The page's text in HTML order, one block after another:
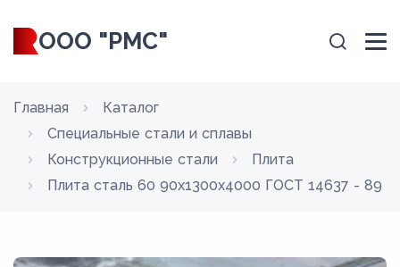
ООО "РМС"
Главная
Каталог
Специальные стали и сплавы
Конструкционные стали
Плита
Плита сталь 60 90x1300x4000 ГОСТ 14637 - 89